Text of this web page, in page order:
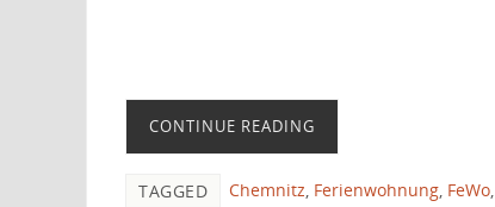
CONTINUE READING
TAGGED Chemnitz, Ferienwohnung, FeWo,